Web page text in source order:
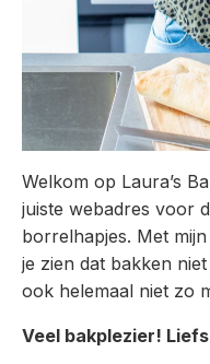
Welkom op Laura’s
juiste webadres voor
borrelhapjes. Met
je zien dat bakken
ook helemaal niet zo
Veel bakplezier!